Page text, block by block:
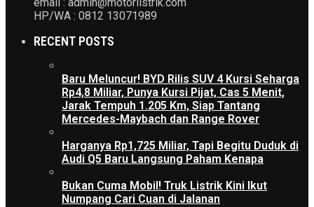
HP/WA : 0812 13071989
RECENT POSTS
Baru Meluncur! BYD Rilis SUV 4 Kursi Seharga
Rp4,8 Miliar, Punya Kursi Pijat, Cas 5 Menit,
Jarak Tempuh 1.205 Km, Siap Tantang
Mercedes-Maybach dan Range Rover
Harganya Rp1,725 Miliar, Tapi Begitu Duduk di
Audi Q5 Baru Langsung Paham Kenapa
Bukan Cuma Mobil! Truk Listrik Kini Ikut
Numpang Cari Cuan di Jalanan